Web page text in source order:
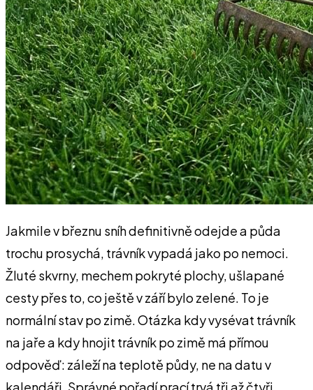
Jakmile v březnu sníh definitivně odejde a půda
trochu prosychá, trávník vypadá jako po nemoci.
Žluté skvrny, mechem pokryté plochy, ušlapané
cesty přes to, co ještě v září bylo zelené. To je
normální stav po zimě. Otázka kdy vysévat trávník
na jaře a kdy hnojit trávník po zimě má přímou
odpověď: záleží na teplotě půdy, ne na datu v
kalendáři. Správné pořadí prací trvá tři až čtyři